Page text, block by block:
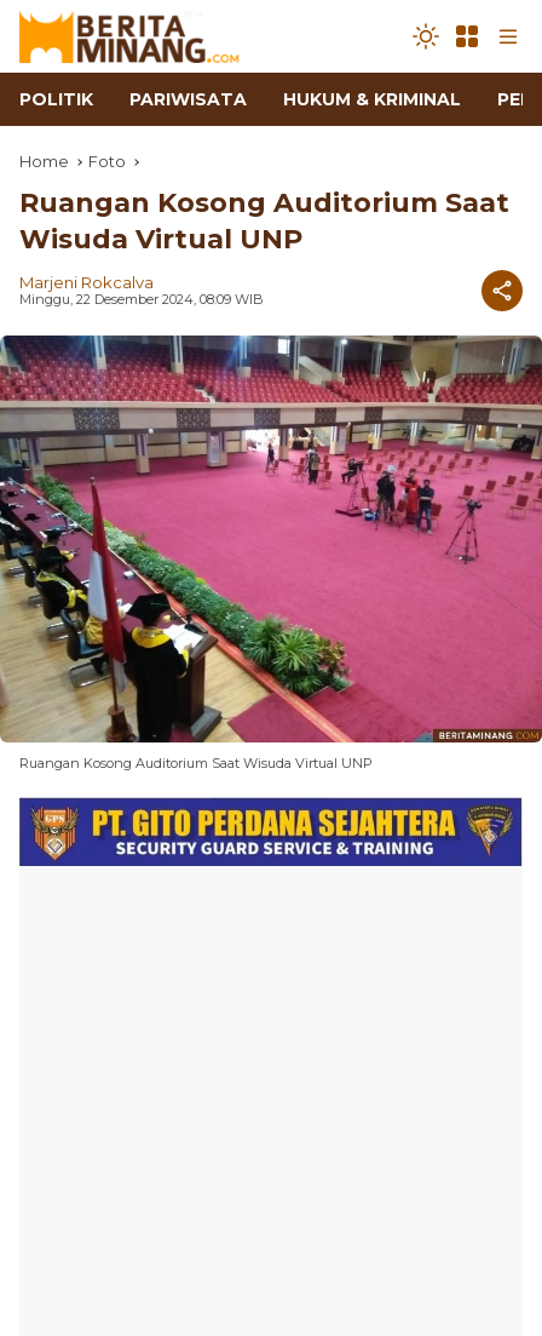
POLITIK PARIWISATA HUKUM & KRIMINAL
Home Foto
Ruangan Kosong Auditorium Saat
Wisuda Virtual UNP
Marjeni Rokcalva
Minggu, 22 Desember 2024, 08:09 WIB
Ruangan Kosong Auditorium Saat Wisuda Virtual UNP